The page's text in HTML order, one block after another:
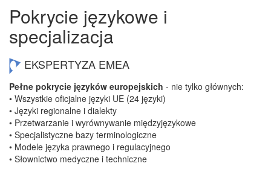
Pokrycie językowe i
specjalizacja
EKSPERTYZA EMEA
Pełne pokrycie języków europejskich - nie tylko głównych:
• Wszystkie oficjalne języki UE (24 języki)
• Języki regionalne i dialekty
• Przetwarzanie i wyrównywanie międzyjęzykowe
• Specjalistyczne bazy terminologiczne
• Modele języka prawnego i regulacyjnego
• Słownictwo medyczne i techniczne